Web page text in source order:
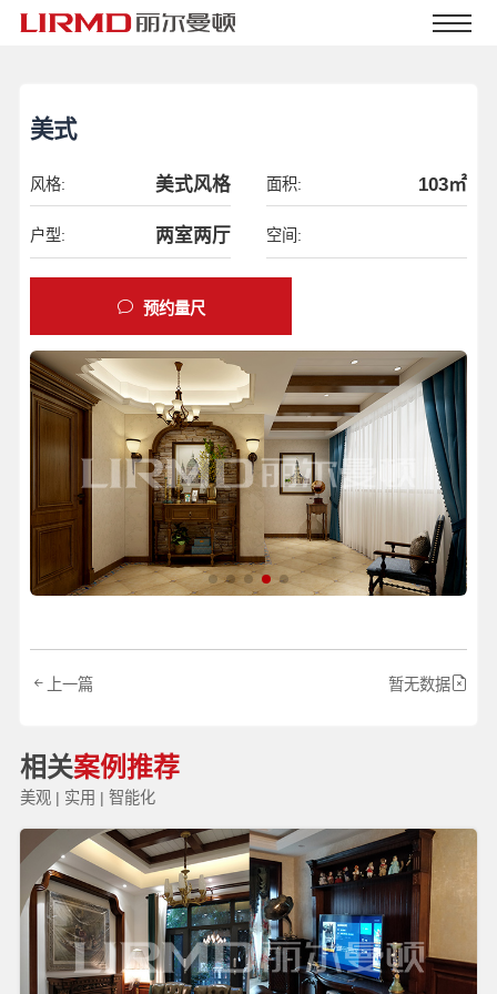
美式
风格: 美式风格 面积: 103㎡
户型: 两室两厅 空间:
预约量尺
上一篇 暂无数据
相关案例推荐
美观 | 实用 | 智能化